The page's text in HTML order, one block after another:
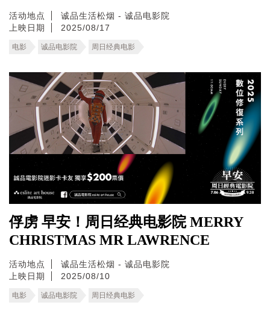
活动地点
诚品生活松烟 - 诚品电影院
上映日期
2025/08/17
电影 诚品电影院 周日经典电影
俘虏 早安！周日经典电影院 MERRY
CHRISTMAS MR LAWRENCE
活动地点
诚品生活松烟 - 诚品电影院
上映日期
2025/08/10
电影 诚品电影院 周日经典电影